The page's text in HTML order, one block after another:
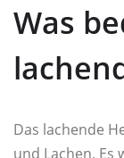
Was
Das lachende
und Lachen.